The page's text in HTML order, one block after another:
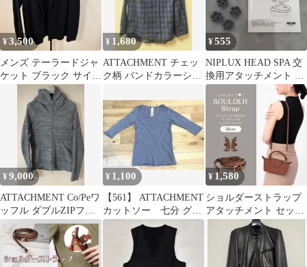
¥3,500
メンズ テーラードジャ
ケット ブラック サイズ
¥ 1,680
ATTACHMENT チェッ
ク柄 バンドカラーシャ
¥555
NIPLUX HEAD SPA 交
換用アタッチメント 4
個 ブラシ付
¥9,000
ATTACHMENT Co/Peワ
ッフル ダブルZIPフー
ディー ブラック
¥ 1,100
【561】 ATTACHMENT
カットソー 七分 グレ
ー
¥ 1,580
ショルダーストラップ
アタッチメント セット
ショルダーバッグ ショ
ルダー紐